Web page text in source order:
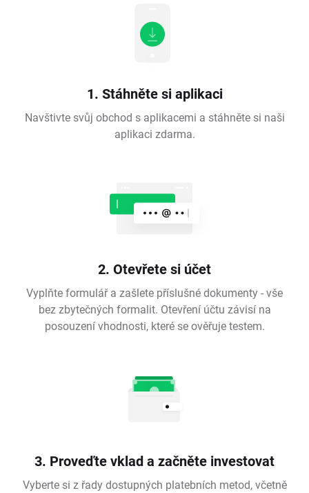
1. Stáhněte si aplikaci
Navštivte svůj obchod s aplikacemi a stáhněte si naši
aplikaci zdarma.
2. Otevřete si účet
Vyplňte formulář a zašlete příslušné dokumenty - vše
bez zbytečných formalit. Otevření účtu závisí na
posouzení vhodnosti, které se ověřuje testem.
3. Proveďte vklad a začněte investovat
Vyberte si z řady dostupných platebních metod, včetně